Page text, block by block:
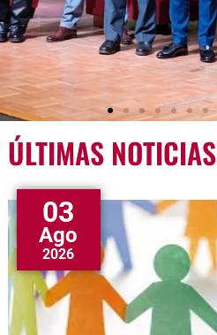
ÚLTIMAS NOTICIAS
03
Ago
2026